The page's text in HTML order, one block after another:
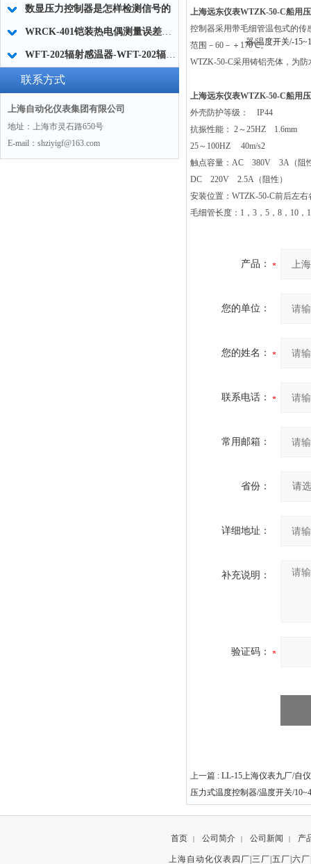
数显压力控制器是怎样检测信号的
WRCK-401铠装热电偶测量误差及其注意事项
WFT-202辐射感温器-WFT-202辐射高温计-现货供应
联系方式
上海自动化仪表集团有限公司
地址：上海市灵石路650号
E-mail：shziyigf@163.com
上海远东仪表WTZK-50-C船用
控制器采用带毛细管温包式的传
范围－60－＋170℃。
WTZK-50-C采用铸铝壳体，为
上海远东仪表WTZK-50-C船用
外壳防护等级： IP44
抗振性能： 2～25HZ 1.6mm
25～100HZ 40m/s2
触点容量：AC 380V 3A（阻
DC 220V 2.5A（阻性）
安装位置：WTZK-50-C前后左右
毛细管长度：1，3，5，8，10，
产品：
您的单位：
您的姓名：
联系电话：
常用邮箱：
省份：
详细地址：
补充说明：
验证码：
上一篇 : LL-15上海仪表九厂/自
压力式温度控制器/温度开关/
首页 | 公司简介 | 公司新闻 | 产
上海自动化仪表四厂|三厂|五厂|六